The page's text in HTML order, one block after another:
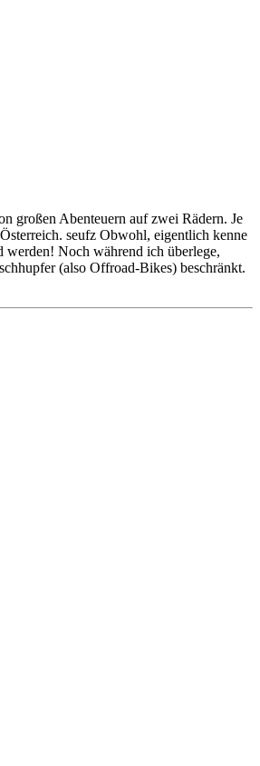
großen Abenteuern auf zwei Rädern. Je
seufz Obwohl, eigentlich kenne
werden! Noch während ich überlege,
(also Offroad-Bikes) beschränkt.